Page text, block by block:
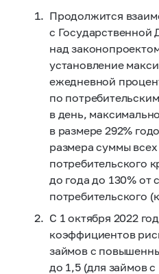
Продолжится
с Государственной
над
установление
ежедневной
по
в день,
в размере 292%
размера суммы
потребительского
до года до 130% от
потребительского
С 1 октября 2022
коэффициентов
займов с
до 1,5 (для займов